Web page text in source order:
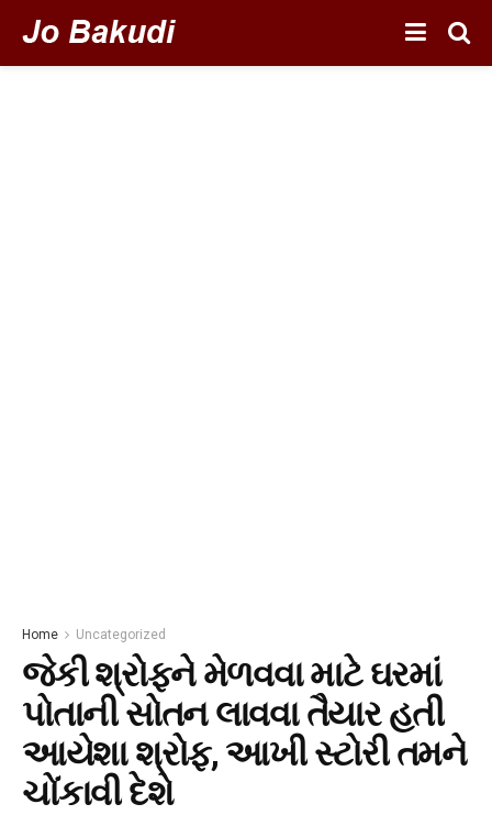
Home Uncategorized
જેકી શ્રોફને મેળવવા માટે ઘરમાં
પોતાની સોતન લાવવા તૈયાર હતી
આયેશા શ્રોફ, આખી સ્ટોરી તમને
ચોંકાવી દેશે